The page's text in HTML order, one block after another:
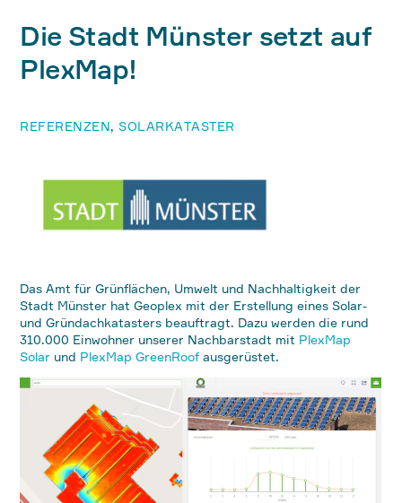
REFERENZEN,SOLARKATASTER
Die Stadt Münster setzt auf
PlexMap!
Das Amt für Grünflächen, Umwelt und Nachhaltigkeit der
Stadt Münster hat Geoplex mit der Erstellung eines Solar-
und Gründachkatasters beauftragt. Dazu werden die rund
310.000 Einwohner unserer Nachbarstadt mit PlexMap
Solar und PlexMap GreenRoof ausgerüstet.